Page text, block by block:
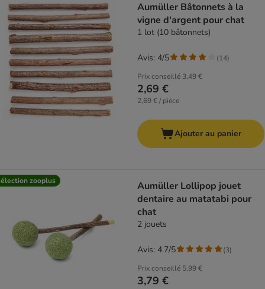
Aumüller Bâtonnets à la
vigne d'argent pour chat
1 lot (10 bâtonnets)
Prix conseillé 3,49 €
2,69 €
2,69 € / pièce
Avis: 4/5 (14)
Ajouter au panier
zooplus
Aumüller Lollipop jouet
dentaire au matatabi pour
chat
2 jouets
Prix conseillé 5,99 €
3,79 €
Avis: 4.7/5 (3)